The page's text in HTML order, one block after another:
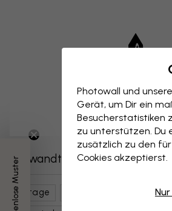
Verwandte Kategorien
Vintage
3 kostenlose Muster
Photowall und
Gerät, um Dir ein
Besucherstatistiken
zu unterstützen. Du
zusätzlich zu den
Cookies akzeptierst.